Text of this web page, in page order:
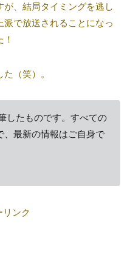
、結局タイミングを逃し
で放送されることになっ
（笑）。
したものです。すべての
、最新の情報はご自身で
リンク